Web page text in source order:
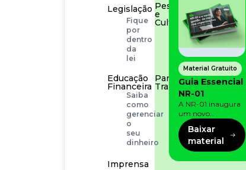
Legislação
Fique
por
dentro
da
lei
Pessoas
e
Cultura
Aprimore
cultura
organizacional
Educação
Financeira
Saiba
como
gerenciar
o
seu
dinheiro
Para o
Trabalhador
Tudo
para
facilitar
rotina
Imprensa
Material Gratuito
Guia Essencial
NR-01
A NR-01 inaugura
um novo
momento na
prevenção de riscos:
agora, além dos
fatores físicos e
operacionais, as
Baixar
material